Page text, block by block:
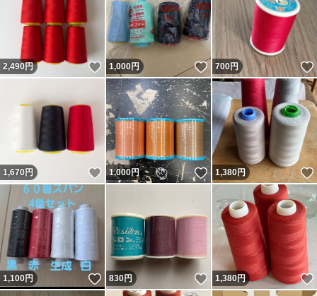
2,490円 いいね！
1,000円 いいね！
700円
1,670 円 いいね！
1,000円 いいね！
1,380円
1,100円 いいね！
830円 いいね！
1,380円